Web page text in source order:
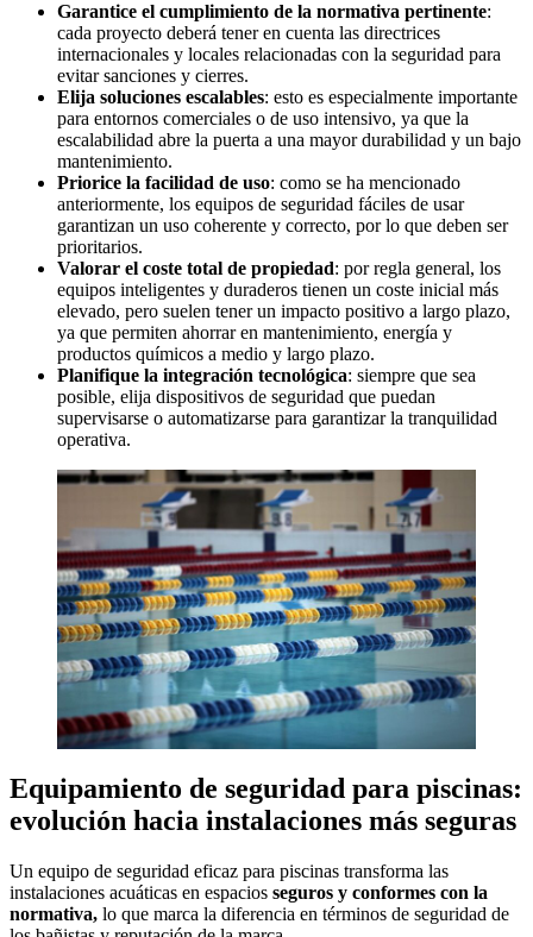
Garantice el cumplimiento de la normativa pertinente:
cada proyecto deberá tener en cuenta las directrices
internacionales y locales relacionadas con la seguridad para
evitar sanciones y cierres.
Elija soluciones escalables: esto es especialmente importante
para entornos comerciales o de uso intensivo, ya que la
escalabilidad abre la puerta a una mayor durabilidad y un bajo
mantenimiento.
Priorice la facilidad de uso: como se ha mencionado
anteriormente, los equipos de seguridad fáciles de usar
garantizan un uso coherente y correcto, por lo que deben ser
prioritarios.
Valorar el coste total de propiedad: por regla general, los
equipos inteligentes y duraderos tienen un coste inicial más
elevado, pero suelen tener un impacto positivo a largo plazo,
ya que permiten ahorrar en mantenimiento, energía y
productos químicos a medio y largo plazo.
Planifique la integración tecnológica: siempre que sea
posible, elija dispositivos de seguridad que puedan
supervisarse o automatizarse para garantizar la tranquilidad
operativa.
Equipamiento de seguridad para piscinas:
evolución hacia instalaciones más seguras
Un equipo de seguridad eficaz para piscinas transforma las
instalaciones acuáticas en espacios seguros y conformes con la
normativa, lo que marca la diferencia en términos de seguridad de